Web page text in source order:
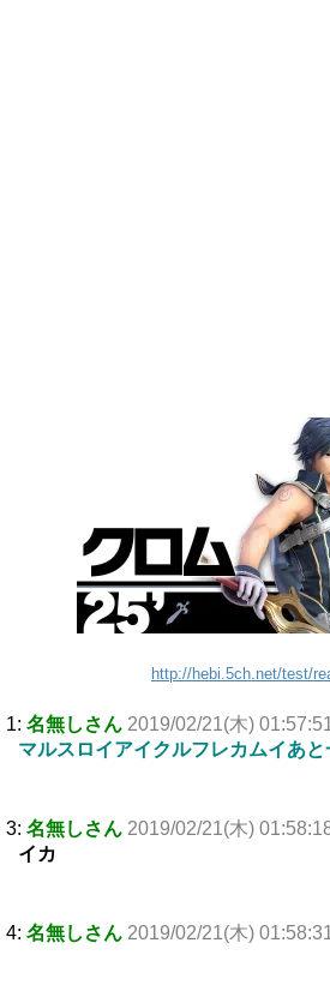
http://hebi.5ch.net/test/
1: 名無しさん 2019/02/21(木)
マルスロイアイクルフレカムイあと
3: 名無しさん 2019/02/21(木)
イカ
4: 名無しさん 2019/02/21(木)